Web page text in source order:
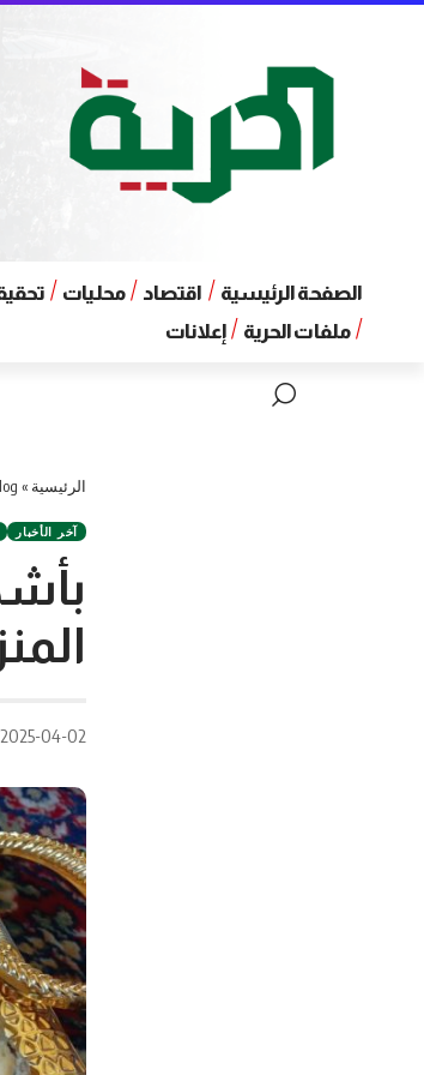
الصفحة الرئيسية اقتصاد محليات
ملفات الحرية
إعلانات
الرئيسية »
آخر الأخبار
2025-04-02